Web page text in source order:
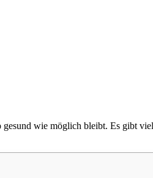
wie möglich bleibt. Es gibt